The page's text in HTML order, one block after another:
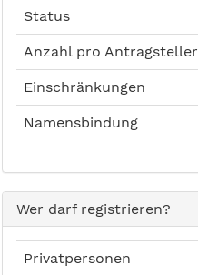
Status
Anzahl pro Antragsteller
Einschränkungen
Namensbindung
Wer darf registrieren?
Privatpersonen